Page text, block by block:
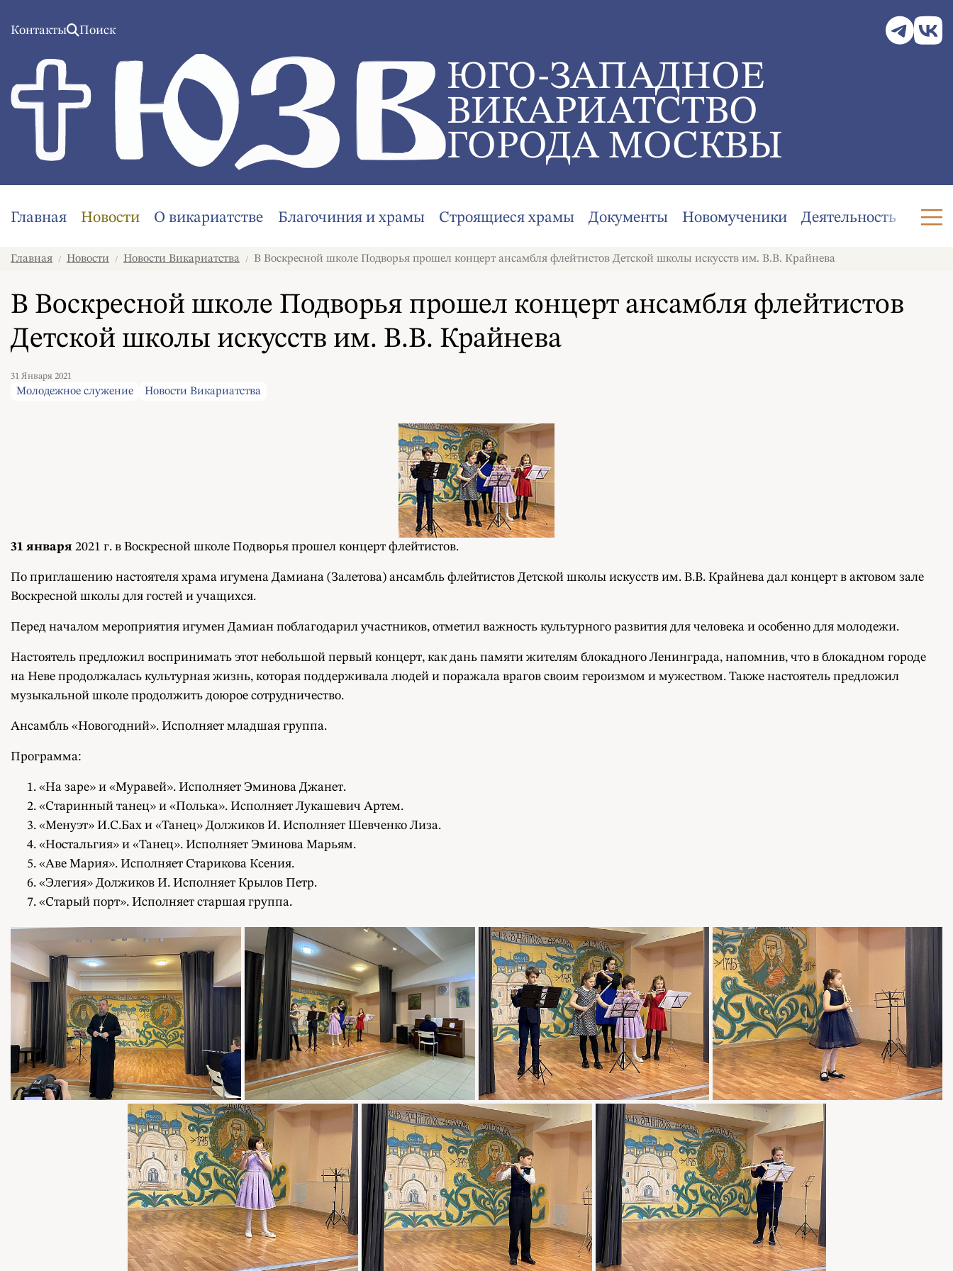
Контакты Поиск
ЮГО-ЗАПАДНОЕ
ВИКАРИАТСТВО
ГОРОДА МОСКВЫ
Главная Новости О викариатстве Благочиния и храмы Строящиеся храмы Документы Новомученики Деятельность
Главная / Новости / Новости Викариатства / В Воскресной школе Подворья прошел концерт ансамбля флейтистов Детской школы искусств им. В.В. Крайнева
В Воскресной школе Подворья прошел концерт ансамбля флейтистов
Детской школы искусств им. В.В. Крайнева
31 Января 2021
Молодежное служение Новости Викариатства
31 января 2021 г. в Воскресной школе Подворья прошел концерт флейтистов.
По приглашению настоятеля храма игумена Дамиана (Залетова) ансамбль флейтистов Детской школы искусств им. В.В. Крайнева дал концерт в актовом зале
Воскресной школы для гостей и учащихся.
Перед началом мероприятия игумен Дамиан поблагодарил участников, отметил важность культурного развития для человека и особенно для молодежи.
Настоятель предложил воспринимать этот небольшой первый концерт, как дань памяти жителям блокадного Ленинграда, напомнив, что в блокадном городе
на Неве продолжалась культурная жизнь, которая поддерживала людей и поражала врагов своим героизмом и мужеством. Также настоятель предложил
музыкальной школе продолжить доюрое сотрудничество.
Ансамбль «Новогодний». Исполняет младшая группа.
Программа:
«На заре» и «Муравей». Исполняет Эминова Джанет.
«Старинный танец» и «Полька». Исполняет Лукашевич Артем.
«Менуэт» И.С.Бах и «Танец» Должиков И. Исполняет Шевченко Лиза.
«Ностальгия» и «Танец». Исполняет Эминова Марьям.
«Аве Мария». Исполняет Старикова Ксения.
«Элегия» Должиков И. Исполняет Крылов Петр.
«Старый порт». Исполняет старшая группа.